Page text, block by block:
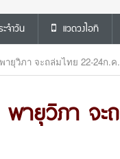
จำวัน แวดวงไอที
ายุวิภา จะถล่มไทย 22-24ก.
ายุวิภา จะ